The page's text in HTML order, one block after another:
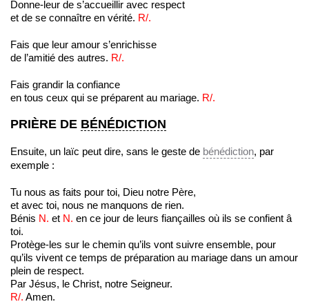
Donne-leur de s’accueillir avec respect
et de se connaître en vérité. R/.
Fais que leur amour s’enrichisse
de l’amitié des autres. R/.
Fais grandir la confiance
en tous ceux qui se préparent au mariage. R/.
PRIÈRE DE BÉNÉDICTION
Ensuite, un laïc peut dire, sans le geste de bénédiction, par
exemple :
Tu nous as faits pour toi, Dieu notre Père,
et avec toi, nous ne manquons de rien.
Bénis N. et N. en ce jour de leurs fiançailles où ils se confient â
toi.
Protège-les sur le chemin qu’ils vont suivre ensemble, pour
qu’ils vivent ce temps de préparation au mariage dans un amour
plein de respect.
Par Jésus, le Christ, notre Seigneur.
R/. Amen.